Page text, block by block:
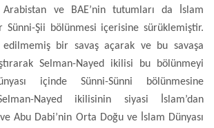
ve BAE’nin tutumları da İslam
Sünni-Şii bölünmesi içerisine sürüklemiştir.
edilmemiş bir savaş açarak ve bu savaşa
Selman-Nayed ikilisi bu bölünmeyi
içinde Sünni-Sünni bölünmesine
Nayed ikilisinin siyasi İslam’dan
Abu Dabi’nin Orta Doğu ve İslam Dünyası